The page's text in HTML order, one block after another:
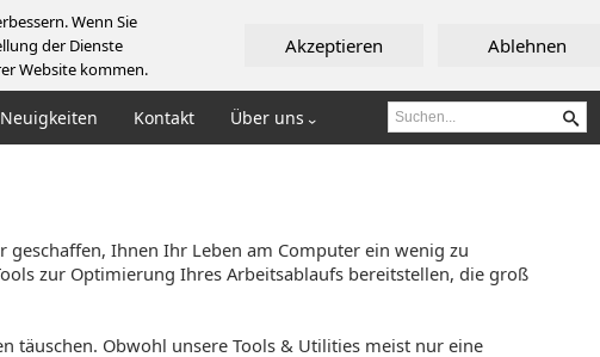
Wenn Sie
der Dienste
Website kommen.
Akzeptieren Ablehnen
Neuigkeiten Kontakt Über uns
geschaffen, Ihnen Ihr Leben am Computer ein wenig zu
zur Optimierung Ihres Arbeitsablaufs bereitstellen, die groß
täuschen. Obwohl unsere Tools & Utilities meist nur eine